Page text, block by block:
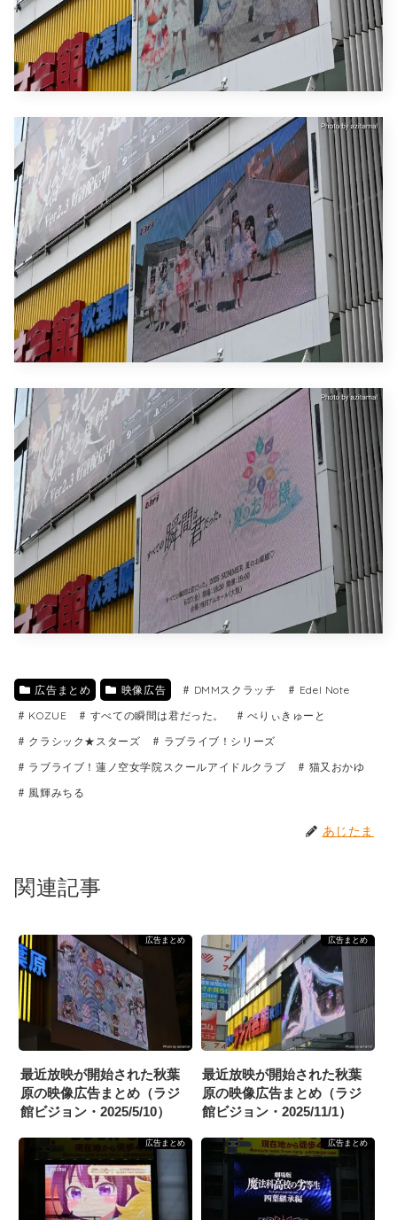
広告まとめ 映像広告 DMMスクラッチ
Edel Note
KOZUE
すべての瞬間は君だった。
べりぃきゅーと
クラシック★スターズ
ラブライブ！シリーズ
ラブライブ！蓮ノ空女学院スクールアイドルクラブ
猫又おかゆ
風輝みちる
あじたま
関連記事
広告まとめ
最近放映が開始された秋葉
原の映像広告まとめ（ラジ
館ビジョン・2025/5/10）
広告まとめ
最近放映が開始された秋葉
原の映像広告まとめ（ラジ
館ビジョン・2025/11/1）
広告まとめ 広告まとめ